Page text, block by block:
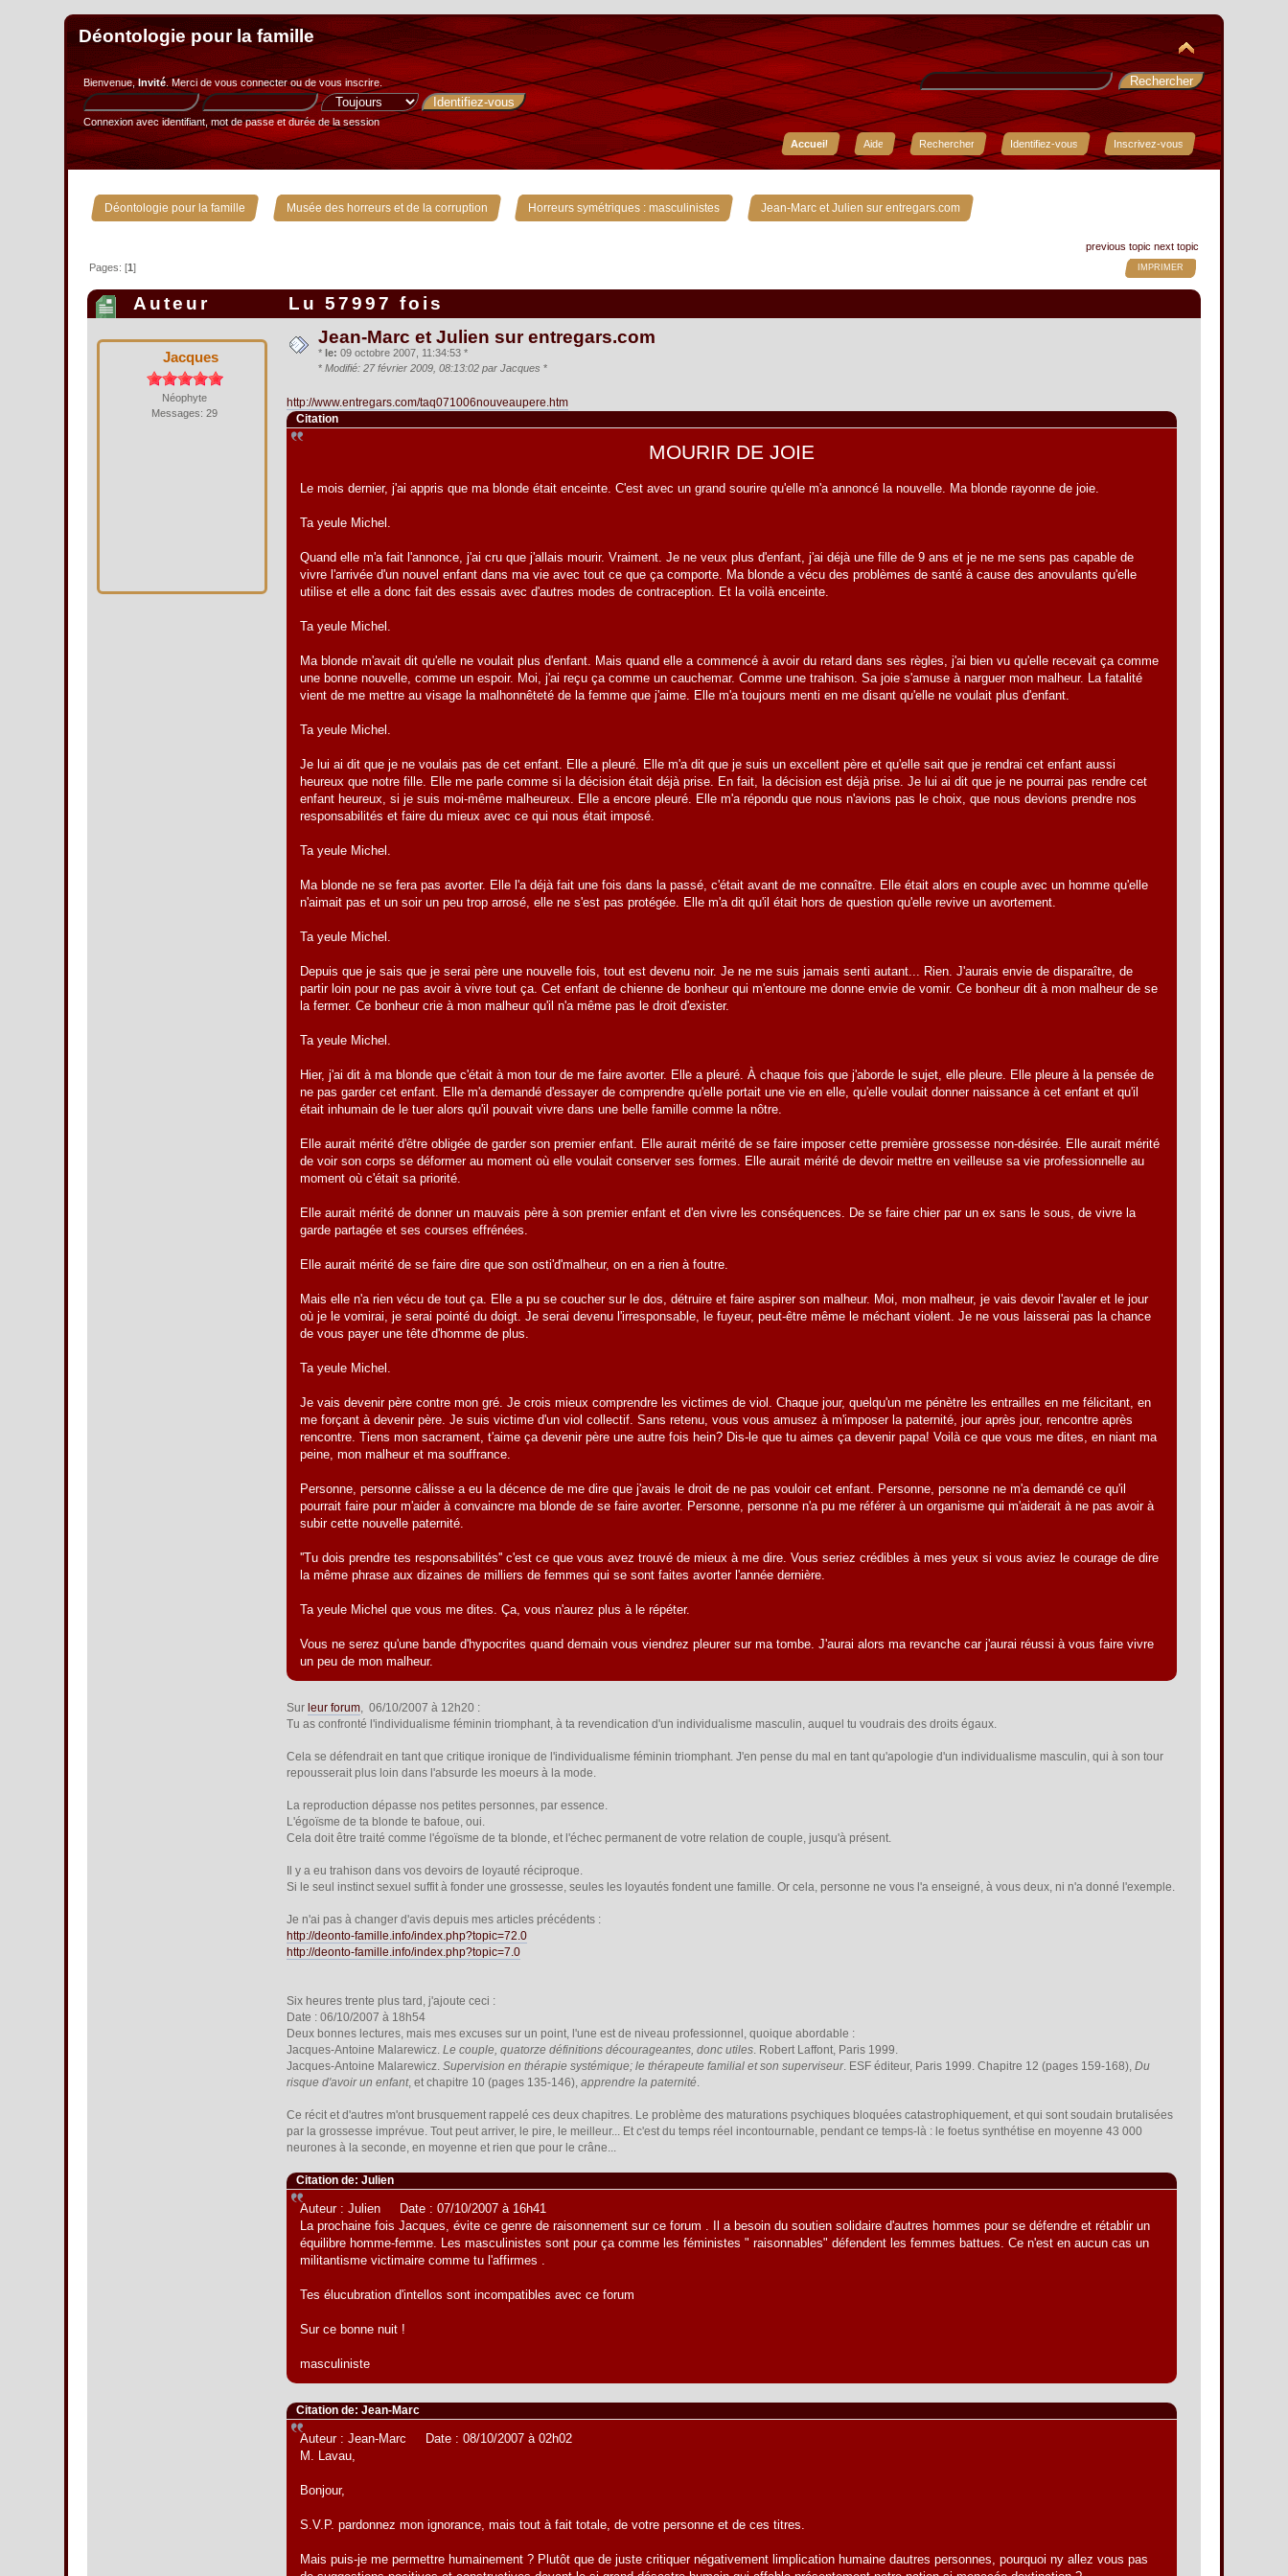
Déontologie pour la famille
Bienvenue,Invité. Merci devous connecterou devous inscrire.
Connexion avec identifiant, mot de passe et durée de la session
Accueil
Aide Rechercher Identifiez-vous Inscrivez-vous
Déontologie pour la famille » Musée des horreurs et de la corruption » Horreurs symétriques : masculinistes » Jean-Marc et Julien sur entregars.com
previous topic next topic
IMPRIMER
Pages: [1]
Auteur Lu 57997 fois
Jacques
Néophyte
Messages: 29
Jean-Marc et Julien sur entregars.com
* le: 09 octobre 2007, 11:34:53 *
* Modifié: 27 février 2009, 08:13:02 par Jacques *
http://www.entregars.com/taq071006nouveaupere.htm
Citation
MOURIR DE JOIE
Le mois dernier, j'ai appris que ma blonde était enceinte. C'est avec un grand sourire qu'elle m'a annoncé la nouvelle. Ma blonde rayonne de joie.
Ta yeule Michel.
Quand elle m'a fait l'annonce, j'ai cru que j'allais mourir. Vraiment. Je ne veux plus d'enfant, j'ai déjà une fille de 9 ans et je ne me sens pas capable de
vivre l'arrivée d'un nouvel enfant dans ma vie avec tout ce que ça comporte. Ma blonde a vécu des problèmes de santé à cause des anovulants qu'elle
utilise et elle a donc fait des essais avec d'autres modes de contraception. Et la voilà enceinte.
Ta yeule Michel.
Ma blonde m'avait dit qu'elle ne voulait plus d'enfant. Mais quand elle a commencé à avoir du retard dans ses règles, j'ai bien vu qu'elle recevait ça comme
une bonne nouvelle, comme un espoir. Moi, j'ai reçu ça comme un cauchemar. Comme une trahison. Sa joie s'amuse à narguer mon malheur. La fatalité
vient de me mettre au visage la malhonnêteté de la femme que j'aime. Elle m'a toujours menti en me disant qu'elle ne voulait plus d'enfant.
Ta yeule Michel.
Je lui ai dit que je ne voulais pas de cet enfant. Elle a pleuré. Elle m'a dit que je suis un excellent père et qu'elle sait que je rendrai cet enfant aussi
heureux que notre fille. Elle me parle comme si la décision était déjà prise. En fait, la décision est déjà prise. Je lui ai dit que je ne pourrai pas rendre cet
enfant heureux, si je suis moi-même malheureux. Elle a encore pleuré. Elle m'a répondu que nous n'avions pas le choix, que nous devions prendre nos
responsabilités et faire du mieux avec ce qui nous était imposé.
Ta yeule Michel.
Ma blonde ne se fera pas avorter. Elle l'a déjà fait une fois dans la passé, c'était avant de me connaître. Elle était alors en couple avec un homme qu'elle
n'aimait pas et un soir un peu trop arrosé, elle ne s'est pas protégée. Elle m'a dit qu'il était hors de question qu'elle revive un avortement.
Ta yeule Michel.
Depuis que je sais que je serai père une nouvelle fois, tout est devenu noir. Je ne me suis jamais senti autant... Rien. J'aurais envie de disparaître, de
partir loin pour ne pas avoir à vivre tout ça. Cet enfant de chienne de bonheur qui m'entoure me donne envie de vomir. Ce bonheur dit à mon malheur de se
la fermer. Ce bonheur crie à mon malheur qu'il n'a même pas le droit d'exister.
Ta yeule Michel.
Hier, j'ai dit à ma blonde que c'était à mon tour de me faire avorter. Elle a pleuré. À chaque fois que j'aborde le sujet, elle pleure. Elle pleure à la pensée de
ne pas garder cet enfant. Elle m'a demandé d'essayer de comprendre qu'elle portait une vie en elle, qu'elle voulait donner naissance à cet enfant et qu'il
était inhumain de le tuer alors qu'il pouvait vivre dans une belle famille comme la nôtre.
Elle aurait mérité d'être obligée de garder son premier enfant. Elle aurait mérité de se faire imposer cette première grossesse non-désirée. Elle aurait mérité
de voir son corps se déformer au moment où elle voulait conserver ses formes. Elle aurait mérité de devoir mettre en veilleuse sa vie professionnelle au
moment où c'était sa priorité.
Elle aurait mérité de donner un mauvais père à son premier enfant et d'en vivre les conséquences. De se faire chier par un ex sans le sous, de vivre la
garde partagée et ses courses effrénées.
Elle aurait mérité de se faire dire que son osti'd'malheur, on en a rien à foutre.
Mais elle n'a rien vécu de tout ça. Elle a pu se coucher sur le dos, détruire et faire aspirer son malheur. Moi, mon malheur, je vais devoir l'avaler et le jour
où je le vomirai, je serai pointé du doigt. Je serai devenu l'irresponsable, le fuyeur, peut-être même le méchant violent. Je ne vous laisserai pas la chance
de vous payer une tête d'homme de plus.
Ta yeule Michel.
Je vais devenir père contre mon gré. Je crois mieux comprendre les victimes de viol. Chaque jour, quelqu'un me pénètre les entrailles en me félicitant, en
me forçant à devenir père. Je suis victime d'un viol collectif. Sans retenu, vous vous amusez à m'imposer la paternité, jour après jour, rencontre après
rencontre. Tiens mon sacrament, t'aime ça devenir père une autre fois hein? Dis-le que tu aimes ça devenir papa! Voilà ce que vous me dites, en niant ma
peine, mon malheur et ma souffrance.
Personne, personne câlisse a eu la décence de me dire que j'avais le droit de ne pas vouloir cet enfant. Personne, personne ne m'a demandé ce qu'il
pourrait faire pour m'aider à convaincre ma blonde de se faire avorter. Personne, personne n'a pu me référer à un organisme qui m'aiderait à ne pas avoir à
subir cette nouvelle paternité.
''Tu dois prendre tes responsabilités'' c'est ce que vous avez trouvé de mieux à me dire. Vous seriez crédibles à mes yeux si vous aviez le courage de dire
la même phrase aux dizaines de milliers de femmes qui se sont faites avorter l'année dernière.
Ta yeule Michel que vous me dites. Ça, vous n'aurez plus à le répéter.
Vous ne serez qu'une bande d'hypocrites quand demain vous viendrez pleurer sur ma tombe. J'aurai alors ma revanche car j'aurai réussi à vous faire vivre
un peu de mon malheur.
Sur leur forum, 06/10/2007 à 12h20 :
Tu as confronté l'individualisme féminin triomphant, à ta revendication d'un individualisme masculin, auquel tu voudrais des droits égaux.
Cela se défendrait en tant que critique ironique de l'individualisme féminin triomphant. J'en pense du mal en tant qu'apologie d'un individualisme masculin, qui à son tour
repousserait plus loin dans l'absurde les moeurs à la mode.
La reproduction dépasse nos petites personnes, par essence.
L'égoïsme de ta blonde te bafoue, oui.
Cela doit être traité comme l'égoïsme de ta blonde, et l'échec permanent de votre relation de couple, jusqu'à présent.
Il y a eu trahison dans vos devoirs de loyauté réciproque.
Si le seul instinct sexuel suffit à fonder une grossesse, seules les loyautés fondent une famille. Or cela, personne ne vous l'a enseigné, à vous deux, ni n'a donné l'exemple.
Je n'ai pas à changer d'avis depuis mes articles précédents :
http://deonto-famille.info/index.php?topic=72.0
http://deonto-famille.info/index.php?topic=7.0
Six heures trente plus tard, j'ajoute ceci :
Date : 06/10/2007 à 18h54
Deux bonnes lectures, mais mes excuses sur un point, l'une est de niveau professionnel, quoique abordable :
Jacques-Antoine Malarewicz.Le couple, quatorze définitions décourageantes, donc utiles. Robert Laffont, Paris 1999.
Jacques-Antoine Malarewicz.Supervision en thérapie systémique; le thérapeute familial et son superviseur. ESF éditeur, Paris 1999. Chapitre 12 (pages 159-168),Du
risque d'avoir un enfant, et chapitre 10 (pages 135-146),apprendre la paternité.
Ce récit et d'autres m'ont brusquement rappelé ces deux chapitres. Le problème des maturations psychiques bloquées catastrophiquement, et qui sont soudain brutalisées
par la grossesse imprévue. Tout peut arriver, le pire, le meilleur... Et c'est du temps réel incontournable, pendant ce temps-là : le foetus synthétise en moyenne 43 000
neurones à la seconde, en moyenne et rien que pour le crâne...
Citation de: Julien
Auteur : Julien Date : 07/10/2007 à 16h41
La prochaine fois Jacques, évite ce genre de raisonnement sur ce forum . Il a besoin du soutien solidaire d'autres hommes pour se défendre et rétablir un
équilibre homme-femme. Les masculinistes sont pour ça comme les féministes " raisonnables" défendent les femmes battues. Ce n'est en aucun cas un
militantisme victimaire comme tu l'affirmes .
Tes élucubration d'intellos sont incompatibles avec ce forum
Sur ce bonne nuit !
masculiniste
Citation de: Jean-Marc
Auteur : Jean-Marc Date : 08/10/2007 à 02h02
M. Lavau,
Bonjour,
S.V.P. pardonnez mon ignorance, mais tout à fait totale, de votre personne et de ces titres.
Mais puis-je me permettre humainement ? Plutôt que de juste critiquer négativement limplication humaine dautres personnes, pourquoi ny allez vous pas